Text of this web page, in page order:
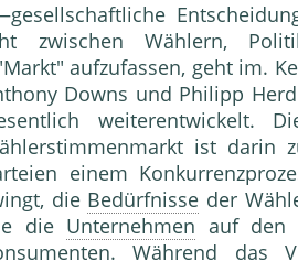
zwischen Wählern,
aufzufassen, geht im.
Downs und Philipp
weiterentwickelt.
ist darin
einem
die Bedürfnisse der
die Unternehmen auf den
en. Während das